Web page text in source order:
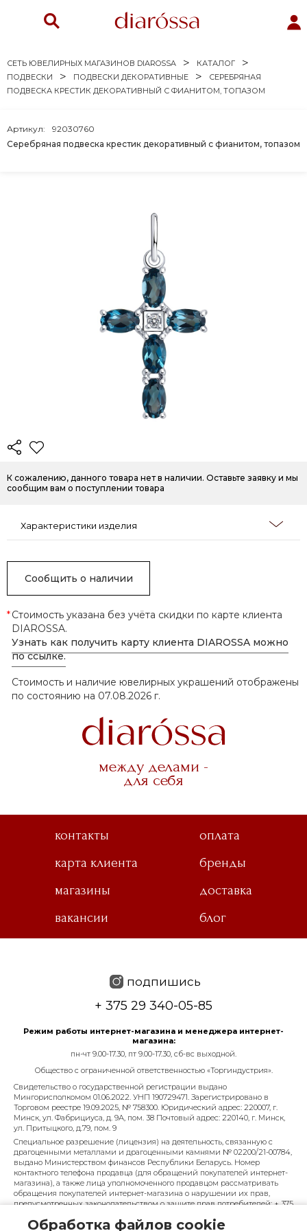
СЕТЬ ЮВЕЛИРНЫХ МАГАЗИНОВ DIAROSSA
КАТАЛОГ
ПОДВЕСКИ
ПОДВЕСКИ ДЕКОРАТИВНЫЕ
СЕРЕБРЯНАЯ
ПОДВЕСКА КРЕСТИК ДЕКОРАТИВНЫЙ С ФИАНИТОМ, ТОПАЗОМ
Серебряная подвеска крестик декоративный с фианитом, топазом
Артикул: 92030760
К сожалению, данного товара нет в наличии. Оставьте заявку и мы
сообщим вам о поступлении товара
Характеристики изделия
Сообщить о наличии
*Стоимость указана без учёта скидки по карте клиента
DIAROSSA.
Узнать как получить карту клиента DIAROSSA можно
по ссылке.
Стоимость и наличие ювелирных украшений отображены
по состоянию на 07.08.2026 г.
между делами -
для себя
контакты
оплата
карта клиента
бренды
магазины
доставка
вакансии
блог
подпишись
+ 375 29 340-05-85
Режим работы интернет-магазина и менеджера интернет-
магазина:
пн-чт 9.00-17.30, пт 9.00-17.30, сб-вс выходной.
Общество с ограниченной ответственностью «Торгиндустрия».
Свидетельство о государственной регистрации выдано
Мингорисполкомом 01.06.2022. УНП 190729471. Зарегистрировано в
Торговом реестре 19.09.2025, № 758300. Юридический адрес: 220007, г.
Минск, ул. Фабрициуса, д. 9А, пом. 38 Почтовый адрес: 220140, г. Минск,
ул. Притыцкого, д.79, пом. 9
Специальное разрешение (лицензия) на деятельность, связанную с
драгоценными металлами и драгоценными камнями № 02200/21-00784,
выдано Министерством финансов Республики Беларусь. Номер
контактного телефона продавца (для обращений покупателей интернет-
магазина), а также лица уполномоченного продавцом рассматривать
обращения покупателей интернет-магазина о нарушении их прав,
предусмотренных законодательством о защите прав потребителей: + 375
управления по работе с обращениями граждан и юридических лиц
Обработка файлов cookie